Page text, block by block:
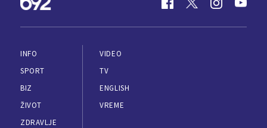
INFO
SPORT
BIZ
ŽIVOT
ZDRAVLJE
VIDEO
TV
ENGLISH
VREME